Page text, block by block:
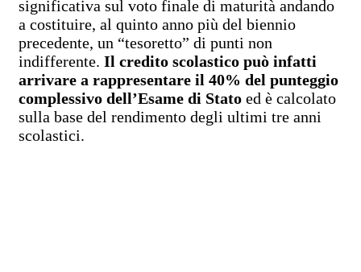
significativa sul voto finale di maturità andando
a costituire, al quinto anno più del biennio
precedente, un “tesoretto” di punti non
indifferente. Il credito scolastico può infatti
arrivare a rappresentare il 40% del punteggio
complessivo dell’Esame di Stato ed è calcolato
sulla base del rendimento degli ultimi tre anni
scolastici.